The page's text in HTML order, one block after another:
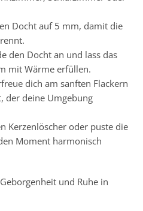
Docht auf 5 mm, damit die
den Docht an und lass das
mit Wärme erfüllen.
dich am sanften Flackern
der deine Umgebung
Kerzenlöscher oder puste die
Moment harmonisch
und Ruhe in